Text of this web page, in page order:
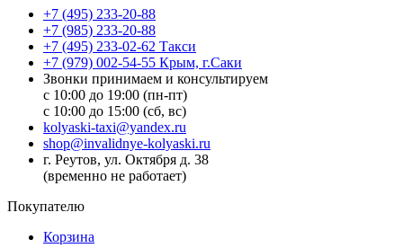
+7 (495) 233-20-88
+7 (985) 233-20-88
+7 (495) 233-02-62 Такси
+7 (979) 002-54-55 Крым, г.Саки
Звонки принимаем и консультируем
с 10:00 до 19:00 (пн-пт)
с 10:00 до 15:00 (сб, вс)
kolyaski-taxi@yandex.ru
shop@invalidnye-kolyaski.ru
г. Реутов, ул. Октября д. 38
(временно не работает)
Покупателю
Корзина